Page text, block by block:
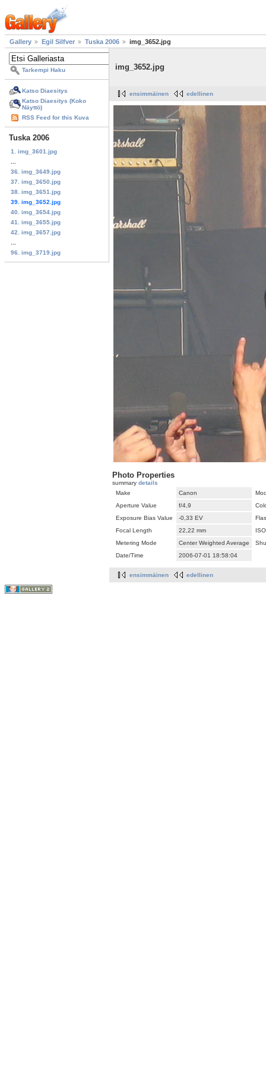
Gallery Egil Silfver Tuska 2006 img_3652.jpg
Tarkempi Haku
Katso Diaesitys
Katso Diaesitys (Koko
Näyttö)
RSS Feed for this Kuva
Tuska 2006
1. img_3601.jpg
36. img_3649.jpg
37. img_3650.jpg
38. img_3651.jpg
39. img_3652.jpg
40. img_3654.jpg
41. img_3655.jpg
42. img_3657.jpg
96. img_3719.jpg
img_3652.jpg
ensimmäinen edellinen
Photo Properties
summary details
Make
Canon
Aperture Value
f/4,9
Exposure Bias Value
-0,33 EV
Focal Length
22,22 mm
ISO
Metering Mode
Center Weighted Average
Date/Time
2006-07-01 18:58:04
ensimmäinen edellinen